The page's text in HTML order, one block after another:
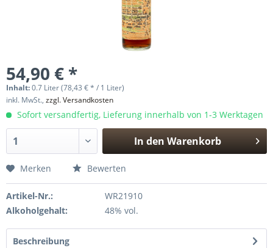
54,90 € *
Inhalt:0.7 Liter (78,43 € * / 1 Liter)
inkl. MwSt., zzgl. Versandkosten
Sofort versandfertig, Lieferung innerhalb von 1-3 Werktagen
In den Warenkorb
Merken Bewerten
Artikel-Nr.:
WR21910
Alkoholgehalt:
48% vol.
Beschreibung